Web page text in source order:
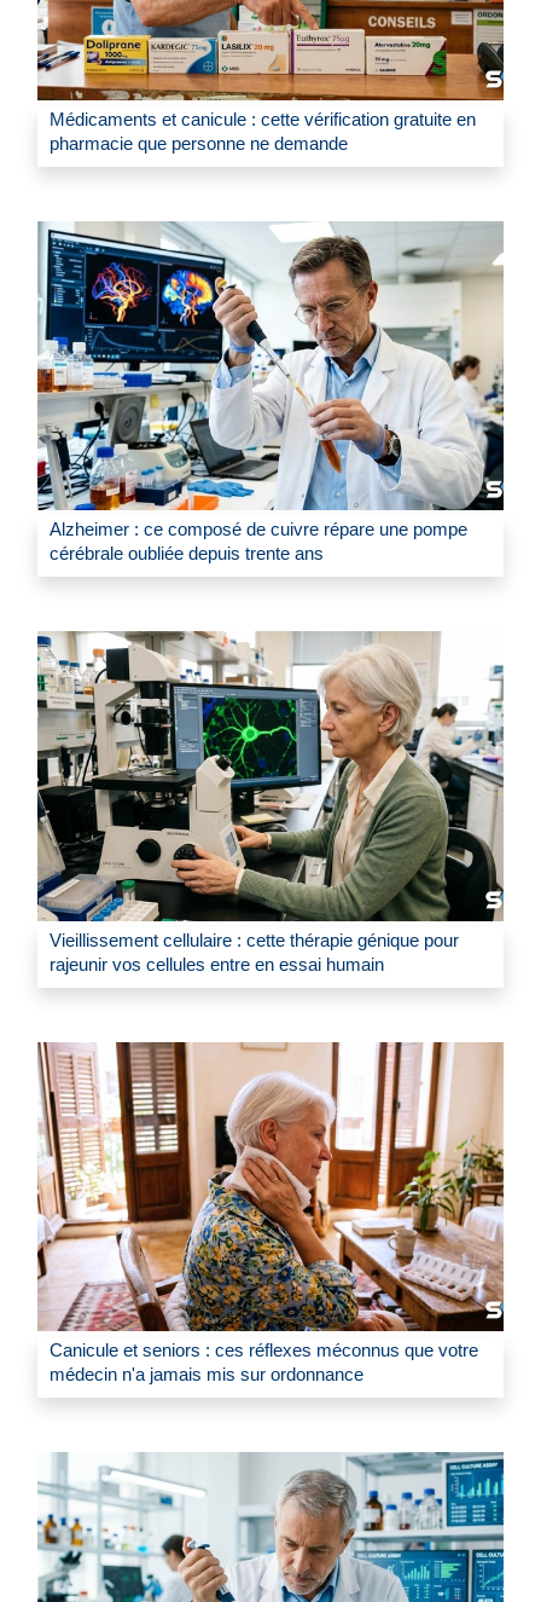
Médicaments et canicule : cette vérification gratuite en
pharmacie que personne ne demande
Alzheimer : ce composé de cuivre répare une pompe
cérébrale oubliée depuis trente ans
Vieillissement cellulaire : cette thérapie génique pour
rajeunir vos cellules entre en essai humain
Canicule et seniors : ces réflexes méconnus que votre
médecin n'a jamais mis sur ordonnance